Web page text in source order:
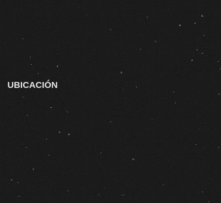
UBICACIÓN